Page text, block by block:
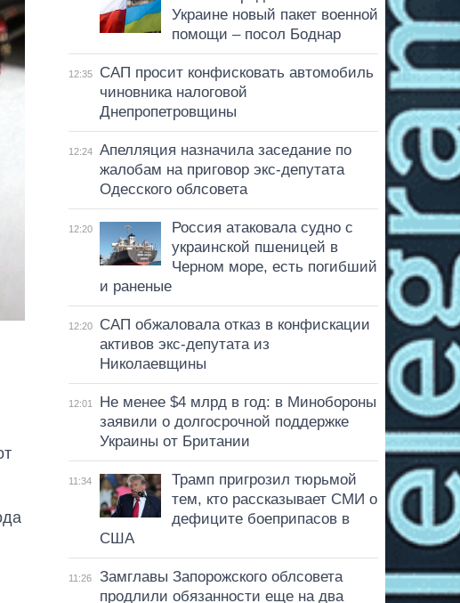
Украине новый пакет военной
помощи – посол Боднар
12:35
САП просит конфисковать автомобиль
чиновника налоговой
Днепропетровщины
12:24
Апелляция назначила заседание по
жалобам на приговор экс-депутата
Одесского облсовета
12:20
Россия атаковала судно с
украинской пшеницей в
Черном море, есть погибший
и раненые
12:20
САП обжаловала отказ в конфискации
активов экс-депутата из
Николаевщины
12:01
Не менее $4 млрд в год: в Минобороны
заявили о долгосрочной поддержке
Украины от Британии
11:34
Трамп пригрозил тюрьмой
тем, кто рассказывает СМИ о
дефиците боеприпасов в
США
11:26
Замглавы Запорожского облсовета
продлили обязанности еще на два